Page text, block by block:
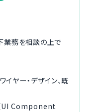
業務を相談の上で
ヤー・デザイン、既
（UI Component